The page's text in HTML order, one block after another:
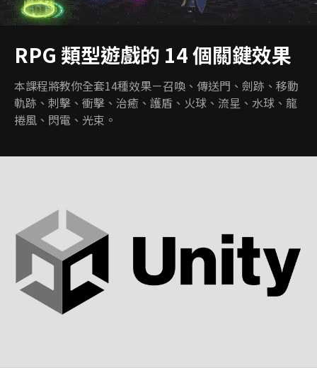
RPG 類型遊戲的 14 個關鍵效果
本課程將教你全套14種效果－召喚、傳送門、劍跡、移動
軌跡、刺擊、衝擊、治癒、護盾、火球、流星、水球、龍
捲風、閃電、光束。